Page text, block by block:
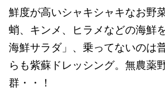
鮮度が高いシャキシャキなお野
蛸、キンメ、ヒラメなどの海鮮
海鮮サラダ」、乗ってないのは
らも紫蘇ドレッシング。無農薬
群・・！